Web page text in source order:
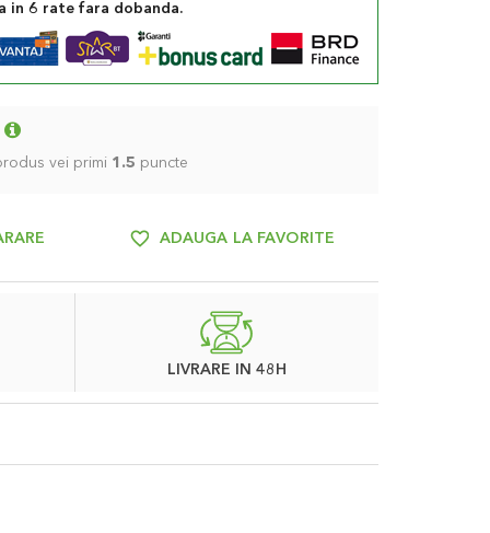
in 6 rate fara dobanda.
vei primi 1.5 puncte
ADAUGA LA FAVORITE
LIVRARE IN 48H